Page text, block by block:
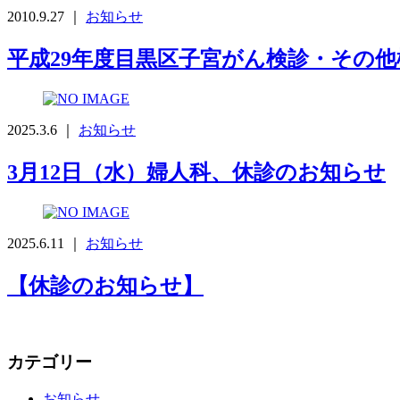
2010.9.27 ｜ お知らせ
平成29年度目黒区子宮がん検診・その
2025.3.6 ｜ お知らせ
3月12日（水）婦人科、休診のお知らせ
2025.6.11 ｜ お知らせ
【休診のお知らせ】
カテゴリー